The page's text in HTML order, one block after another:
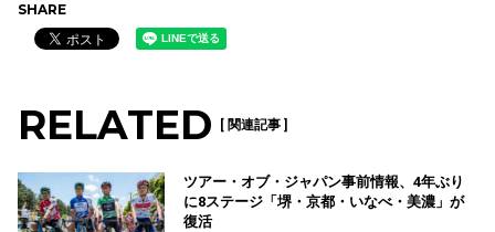
SHARE
RELATED [ 関連記事 ]
ツアー・オブ・ジャパン事前情報、4年ぶり
に8ステージ「堺・京都・いなべ・美濃」が
復活